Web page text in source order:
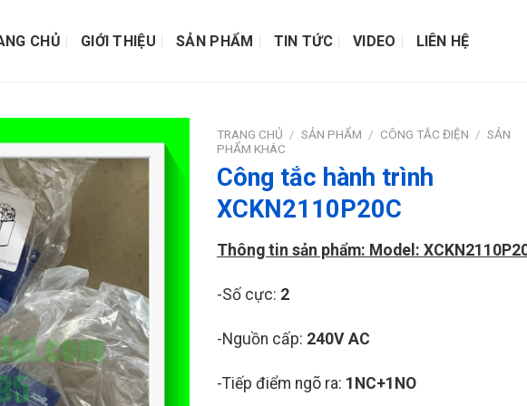
CHỦ GIỚI THIỆU SẢN PHẨM TIN TỨC VIDEO LIÊN HỆ
TRANG CHỦ / SẢN PHẨM / CÔNG TẮC ĐIỆN / SẢN
PHẨM KHÁC
Công tắc hành trình
XCKN2110P20C
Thông tin sản phẩm: Model:
-Số cực: 2
-Nguồn cấp: 240V AC
-Tiếp điểm ngõ ra: 1NC+1NO